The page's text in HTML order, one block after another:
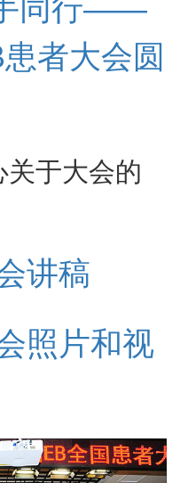
同行——
者大会圆
于大会的
讲稿
照片和视